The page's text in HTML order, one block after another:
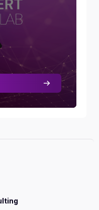
votre voix et
audio
virtuelles,
votre corps
respiration est
confiante.
avec le
pour une
Relaxez
une meilleure
pour